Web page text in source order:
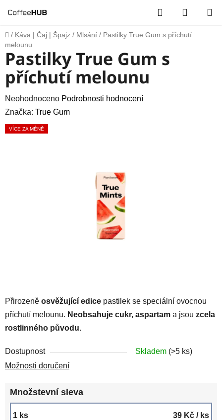
na
obsah
Hledat
KOŠÍK
Domů
/ Káva | Čaj | Špajz / Mlsání / Pastilky True Gum s příchutí
melounu
Přirozeně osvěžující edice pastilek se speciální ovocnou
příchutí melounu. Neobsahuje cukr, aspartam a jsou zcela
rostlinného původu.
Dostupnost Skladem (>5 ks)
Možnosti doručení
Množstevní sleva
1 ks 39 Kč / ks
Pastilky True Gum s
příchutí melounu
Průměrné
hodnocení
produktu
Neohodnoceno Podrobnosti hodnocení
Značka: True Gum
VÍCE ZA MÉNĚ